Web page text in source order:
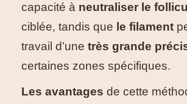
capacité à neutraliser le
ciblée, tandis que le filament
travail d’une très grande
certaines zones spécifiques.
Les avantages de cette